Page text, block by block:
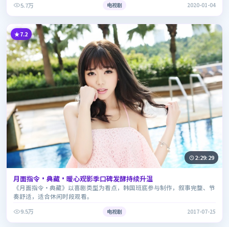
5.7万
电视剧 2020-01-04
7.2
2:29:29
月面指令·典藏·暖心观影季口碑发酵持续升温
《月面指令·典藏》以喜剧类型为看点，韩国班底参与制作，叙事完整、节
奏舒适，适合休闲时段观看。
9.5万
电视剧 2017-07-25